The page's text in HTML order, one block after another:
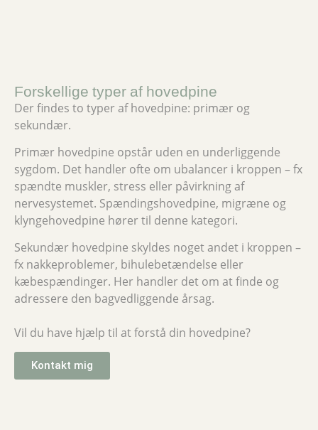
Forskellige typer af hovedpine
Der findes to typer af hovedpine: primær og
sekundær.
Primær hovedpine opstår uden en underliggende
sygdom. Det handler ofte om ubalancer i kroppen – fx
spændte muskler, stress eller påvirkning af
nervesystemet. Spændingshovedpine, migræne og
klyngehovedpine hører til denne kategori.
Sekundær hovedpine skyldes noget andet i kroppen –
fx nakkeproblemer, bihulebetændelse eller
kæbespændinger. Her handler det om at finde og
adressere den bagvedliggende årsag.
Vil du have hjælp til at forstå din hovedpine?
Kontakt mig